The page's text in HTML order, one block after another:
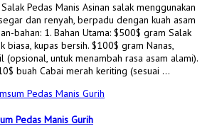
Pedas Manis Asinan salak menggunakan
dan renyah, berpadu dengan kuah asam
bahan: 1. Bahan Utama: $500$ gram Salak
biasa, kupas bersih. $100$ gram Nanas,
(opsional, untuk menambah rasa asam alami).
buah Cabai merah keriting (sesuai …
Pedas Manis Gurih